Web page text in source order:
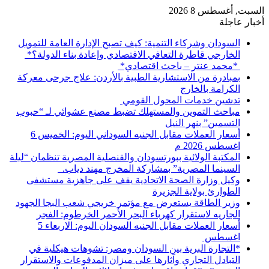
السبت, أغسطس 8 2026
أخبار عاجلة
السودان وشركاء التنمية: كيف تصبح الإدارة العامة للتمويل
الخارجي قاطرة التعافي الاقتصادي وإعادة بناء الدولة؟*
*محمد عنتر – باحث اقتصادي*
بمبادرة من الاستشارية الطبية بالأردن: علاج جرحى معركة
الكرامة بالخارج
تدشين خدمات المحول القومي
مباحث التموين والمستهلك تضبط مصنع عشوائي لـ “حبوب
التسمين” بنهر النيل
أسعار العملات مقابل الجنيه السوداني اليوم: الخميس 6
اغسطس 2026 م
المكتبة الولائية ببورتسودان والقنصلية المصرية تنظمان “ليلة
السينما المصرية” بمشاركة المخرج مهند دياب. ​
وكيل وزارة الصحة الاتحادية يقف على جاهزية مستشفى
الطوارئ بولاية الجزيرة
وزير الطاقة يستعرض مع مؤتمر خريجي شعب البجا الجهود
الجاريه لاستقرار كهرباء البحر الأحمر الخرطوم: الفجر
أسعار العملات مقابل الجنيه السودان اليوم: الاربعاء 5
اغسطس
*التجارة البرية بين السودان ومصر: تشوهات هيكلية في
التبادل التجاري وآثارها على ميزان المدفوعات والاستقرار